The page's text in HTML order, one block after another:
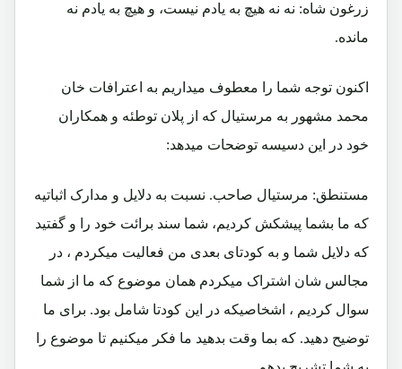
زرغون شاه: نه نه هیچ به یادم نیست، و هیچ به یادم نه
مانده.
اکنون توجه شما را معطوف میداریم به اعترافات خان
محمد مشهور به مرستیال که از پلان توطئه و همکاران
خود در این دسیسه توضحات میدهد:
مستنطق: مرستیال صاحب. نسبت به دلایل و مدارک اثباتیه
که ما بشما پیشکش کردیم، شما سند برائت خود را و گفتید
که دلایل شما و به کودتای بعدی من فعالیت میکردم ، در
مجالس شان اشتراک میکردم همان موضوع که ما از شما
سوال کردیم ، اشخاصیکه در این کودتا شامل بود. برای ما
توضیح دهید. که بما وقت بدهید ما فکر میکنیم تا موضوع را